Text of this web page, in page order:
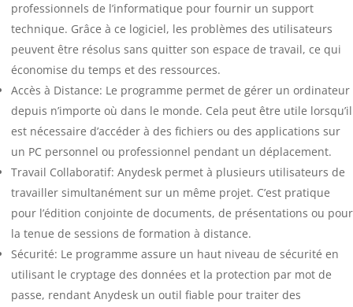
professionnels de l’informatique pour fournir un support
technique. Grâce à ce logiciel, les problèmes des utilisateurs
peuvent être résolus sans quitter son espace de travail, ce qui
économise du temps et des ressources.
Accès à Distance: Le programme permet de gérer un ordinateur
depuis n’importe où dans le monde. Cela peut être utile lorsqu’il
est nécessaire d’accéder à des fichiers ou des applications sur
un PC personnel ou professionnel pendant un déplacement.
Travail Collaboratif: Anydesk permet à plusieurs utilisateurs de
travailler simultanément sur un même projet. C’est pratique
pour l’édition conjointe de documents, de présentations ou pour
la tenue de sessions de formation à distance.
Sécurité: Le programme assure un haut niveau de sécurité en
utilisant le cryptage des données et la protection par mot de
passe, rendant Anydesk un outil fiable pour traiter des